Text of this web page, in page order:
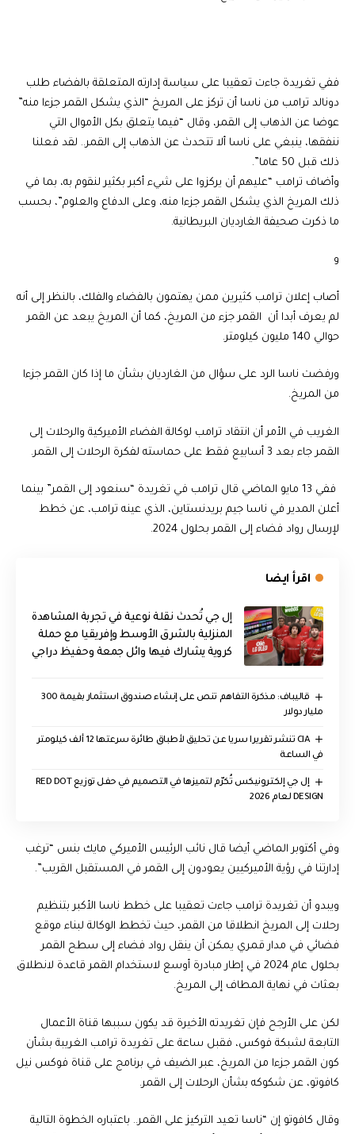
ففي تغريدة جاءت تعقيبا على سياسة إدارته المتعلقة بالفضاء طلب
دونالد ترامب من ناسا أن تركز على المريخ “الذي يشكل القمر جزءا منه”
عوضا عن الذهاب إلى القمر، وقال “فيما يتعلق بكل الأموال التي
ننفقها، ينبغي على ناسا ألا تتحدث عن الذهاب إلى القمر.. لقد فعلنا
ذلك قبل 50 عاما”.
وأضاف ترامب “عليهم أن يركزوا على شيء أكبر بكثير لنقوم به، بما في
ذلك المريخ الذي يشكل القمر جزءا منه، وعلى الدفاع والعلوم”، بحسب
ما ذكرت صحيفة الغارديان البريطانية.
و
أصاب إعلان ترامب كثيرين ممن يهتمون بالفضاء والفلك، بالنظر إلى أنه
لم يعرف أبدا أن القمر جزء من المريخ، كما أن المريخ يبعد عن القمر
حوالي 140 مليون كيلومتر.
ورفضت ناسا الرد على سؤال من الغارديان بشأن ما إذا كان القمر جزءا
من المريخ.
الغريب في الأمر أن انتقاد ترامب لوكالة الفضاء الأميركية والرحلات إلى
القمر جاء بعد 3 أسابيع فقط على حماسته لفكرة الرحلات إلى القمر.
ففي 13 مايو الماضي قال ترامب في تغريدة “سنعود إلى القمر” بينما
أعلن المدير في ناسا جيم بريدنستاين، الذي عينه ترامب، عن خطط
لإرسال رواد فضاء إلى القمر بحلول 2024.
اقرأ ايضا
إل جي تُحدث نقلة نوعية في تجربة المشاهدة
المنزلية بالشرق الأوسط وإفريقيا مع حملة
كروية يشارك فيها وائل جمعة وحفيظ دراجي
قاليباف: مذكرة التفاهم تنص على إنشاء صندوق استثمار بقيمة 300
مليار دولار
CIA تنشر تقريرا سريا عن تحليق لأطباق طائرة سرعتها 12 ألف كيلومتر
في الساعة
إل جي إلكترونيكس تُكرّم لتميزها في التصميم في حفل توزيع RED DOT
DESIGN لعام 2026
وفي أكتوبر الماضي أيضا قال نائب الرئيس الأميركي مايك بنس “ترغب
إدارتنا في رؤية الأميركيين يعودون إلى القمر في المستقبل القريب”.
ويبدو أن تغريدة ترامب جاءت تعقيبا على خطط ناسا الأكبر بتنظيم
رحلات إلى المريخ انطلاقا من القمر، حيث تخطط الوكالة لبناء موقع
فضائي في مدار قمري يمكن أن ينقل رواد فضاء إلى سطح القمر
بحلول عام 2024 في إطار مبادرة أوسع لاستخدام القمر قاعدة لانطلاق
بعثات في نهاية المطاف إلى المريخ.
لكن على الأرجح فإن تغريدته الأخيرة قد يكون سببها قناة الأعمال
التابعة لشبكة فوكس، فقبل ساعة على تغريدة ترامب الغريبة بشأن
كون القمر جزءا من المريخ، عبر الضيف في برنامج على قناة فوكس نيل
كافوتو، عن شكوكه بشأن الرحلات إلى القمر.
وقال كافوتو إن “ناسا تعيد التركيز على القمر.. باعتباره الخطوة التالية